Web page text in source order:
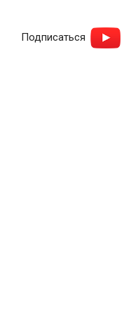
Подписаться